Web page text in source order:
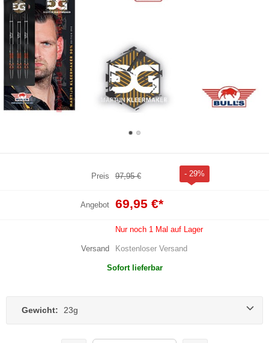
Preis 97,95 € - 29%
Angebot 69,95 €*
Nur noch 1 Mal auf Lager
Versand Kostenloser Versand
Sofort lieferbar
Gewicht: 23g